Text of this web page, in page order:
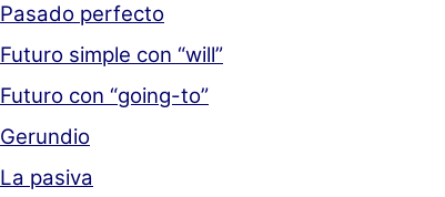
Pasado perfecto
Futuro simple con “will”
Futuro con “going-to”
Gerundio
La pasiva